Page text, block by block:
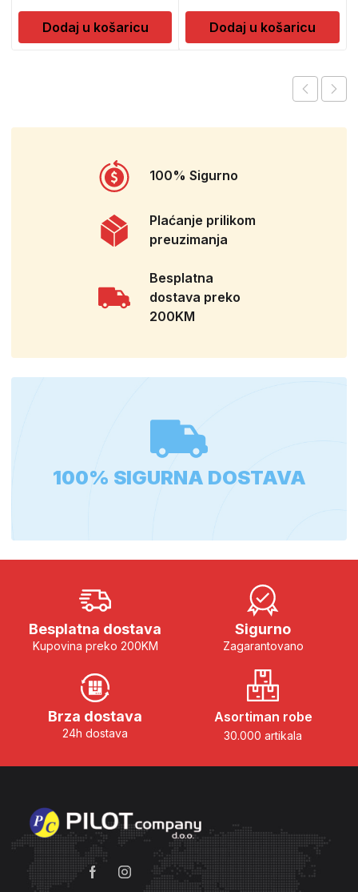
Dodaj u košaricu Dodaj u košaricu
100% Sigurno
Plaćanje prilikom
preuzimanja
Besplatna
dostava preko
200KM
100% SIGURNA DOSTAVA
Besplatna dostava
Kupovina preko 200KM
Sigurno
Zagarantovano
Brza dostava
24h dostava
Asortiman robe
30.000 artikala